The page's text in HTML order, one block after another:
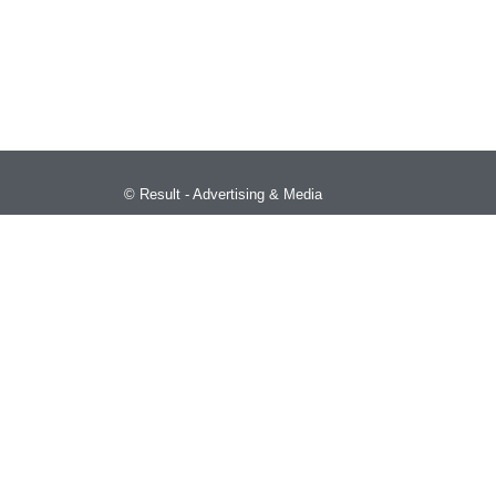
Result - Advertising & Media ©